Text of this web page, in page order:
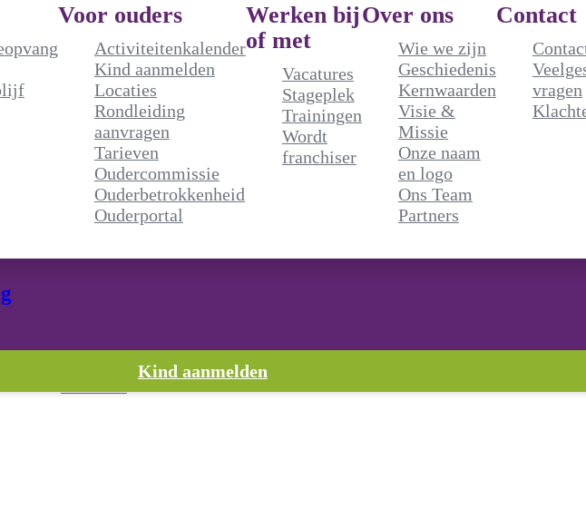
Voor ouders
Activiteitenkalender
Kind aanmelden
Locaties
Rondleiding
aanvragen
Tarieven
Oudercommissie
Ouderbetrokkenheid
Ouderportal
Werken bij
of met
Vacatures
Stageplek
Trainingen
Wordt
franchiser
Over ons
Wie we zijn
Geschiedenis
Kernwaarden
Visie &
Missie
Onze naam
en logo
Ons Team
Partners
Contact
vragen
Kind aanmelden
Werken bij of met
Vacatures
Stageplek
Trainingen
Wordt franchiser
Over ons
Wie we zijn
Ons Team
Veelgestelde vragen